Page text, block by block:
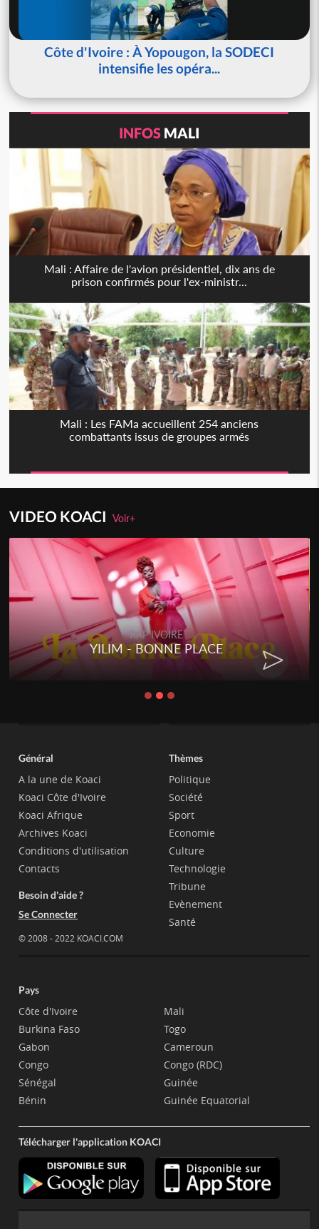
Côte d'Ivoire : À Yopougon, la SODECI
intensifie les opéra...
INFOS MALI
Mali : Affaire de l'avion présidentiel, dix ans de
prison confirmés pour l'ex-ministr...
Mali : Les FAMa accueillent 254 anciens
combattants issus de groupes armés
VIDEO KOACIVoir+
RAP IVOIRE
YILIM - BONNE PLACE
Général
A la une de Koaci
Koaci Côte d'Ivoire
Koaci Afrique
Archives Koaci
Conditions d'utilisation
Contacts
Besoin d'aide ?
Se Connecter
© 2008 - 2022 KOACI.COM
Thèmes
Politique
Société
Sport
Economie
Culture
Technologie
Tribune
Evènement
Santé
Pays
Côte d'Ivoire
Burkina Faso
Gabon
Congo
Sénégal
Bénin
Mali
Togo
Cameroun
Congo (RDC)
Guinée
Guinée Equatorial
Télécharger l'application KOACI